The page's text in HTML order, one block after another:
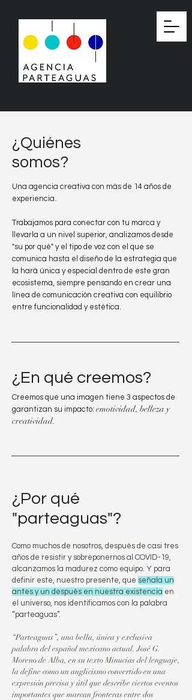
¿Quiénes
somos?
Una agencia creativa con más de 14 años de
experiencia.
Trabajamos para conectar con tu marca y
llevarla a un nivel superior, analizamos desde
"su por qué" y el tipo de voz con el que se
comunica hasta el diseño de la estrategia que
la hará única y especial dentro de este gran
ecosistema, siempre pensando en crear una
línea de comunicación creativa con equilibrio
entre funcionalidad y estética.
¿En qué creemos?
Creemos que una imagen tiene 3 aspectos de
garantizan su impacto: emotividad, belleza y
creatividad.
¿Por qué
"parteaguas"?
Como muchos de nosotros, después de casi tres
años de resistir y sobreponernos al COVID-19,
alcanzamos la madurez como equipo. Y para
definir este, nuestro presente, que señala un
antes y un después en nuestra existencia en
el universo, nos identificamos con la palabra
“parteaguas”.
“Parteaguas”, una bella, única y exclusiva
palabra del español mexicano actual. José G.
Moreno de Alba, en su texto Minucias del lenguaje,
la define como un anglicismo convertido en una
expresión precisa y útil que describe ciertos eventos
importantes que marcan fronteras entre dos